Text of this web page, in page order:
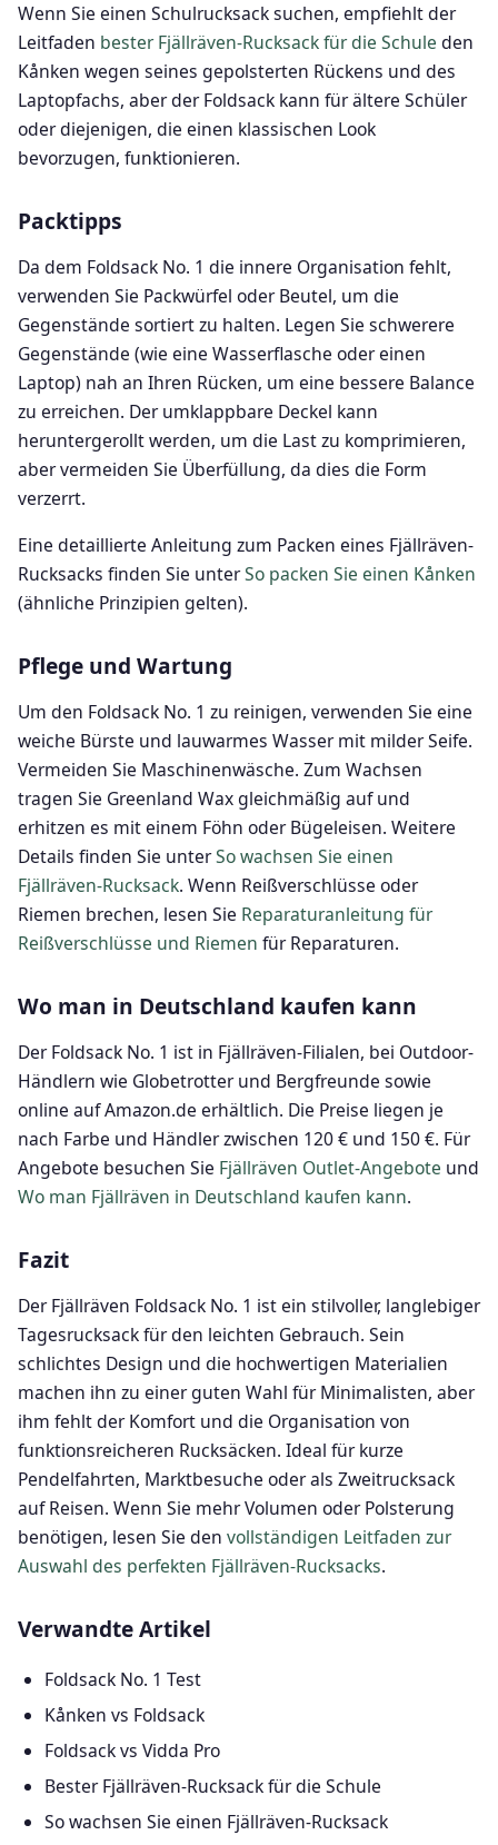
Wenn Sie einen Schulrucksack suchen, empfiehlt der
Leitfaden bester Fjällräven-Rucksack für die Schule den
Kånken wegen seines gepolsterten Rückens und des
Laptopfachs, aber der Foldsack kann für ältere Schüler
oder diejenigen, die einen klassischen Look
bevorzugen, funktionieren.
Packtipps
Da dem Foldsack No. 1 die innere Organisation fehlt,
verwenden Sie Packwürfel oder Beutel, um die
Gegenstände sortiert zu halten. Legen Sie schwerere
Gegenstände (wie eine Wasserflasche oder einen
Laptop) nah an Ihren Rücken, um eine bessere Balance
zu erreichen. Der umklappbare Deckel kann
heruntergerollt werden, um die Last zu komprimieren,
aber vermeiden Sie Überfüllung, da dies die Form
verzerrt.
Eine detaillierte Anleitung zum Packen eines Fjällräven-
Rucksacks finden Sie unterSo packen Sie einen Kånken
(ähnliche Prinzipien gelten).
Pflege und Wartung
Um den Foldsack No. 1 zu reinigen, verwenden Sie eine
weiche Bürste und lauwarmes Wasser mit milder Seife.
Vermeiden Sie Maschinenwäsche. Zum Wachsen
tragen Sie Greenland Wax gleichmäßig auf und
erhitzen es mit einem Föhn oder Bügeleisen. Weitere
Details finden Sie unterSo wachsen Sie einen
Fjällräven-Rucksack. Wenn Reißverschlüsse oder
Riemen brechen, lesen Sie Reparaturanleitung für
Reißverschlüsse und Riemen für Reparaturen.
Wo man in Deutschland kaufen kann
Der Foldsack No. 1 ist in Fjällräven-Filialen, bei Outdoor-
Händlern wie Globetrotter und Bergfreunde sowie
online auf Amazon.de erhältlich. Die Preise liegen je
nach Farbe und Händler zwischen 120 € und 150 €. Für
Angebote besuchen Sie Fjällräven Outlet-Angebote und
Wo man Fjällräven in Deutschland kaufen kann.
Fazit
Der Fjällräven Foldsack No. 1 ist ein stilvoller, langlebiger
Tagesrucksack für den leichten Gebrauch. Sein
schlichtes Design und die hochwertigen Materialien
machen ihn zu einer guten Wahl für Minimalisten, aber
ihm fehlt der Komfort und die Organisation von
funktionsreicheren Rucksäcken. Ideal für kurze
Pendelfahrten, Marktbesuche oder als Zweitrucksack
auf Reisen. Wenn Sie mehr Volumen oder Polsterung
benötigen, lesen Sie den vollständigen Leitfaden zur
Auswahl des perfekten Fjällräven-Rucksacks.
Verwandte Artikel
Foldsack No. 1 Test
Kånken vs Foldsack
Foldsack vs Vidda Pro
Bester Fjällräven-Rucksack für die Schule
So wachsen Sie einen Fjällräven-Rucksack